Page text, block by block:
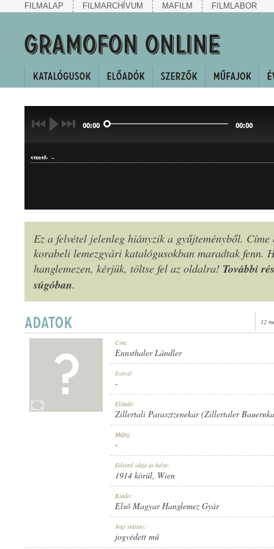
FILMALAP FILMARCHÍVUM MAFILM FILMLABOR
00:00 00:00
SZERZŐ: -
MŰFAJ:
ELSŐ MAGYAR HANGLEMEZ GYÁR
Ez a felvétel jelenleg hiányzik a gyűjteményből. Címe
korabeli lemezgyári katalógusokban maradtak fenn.
hanglemezen, kérjük, töltse fel az oldalra! További
súgóban.
12
Cím:
Ennsthaler Ländler
Szerző:
-
Előadó:
Zillertali Parasztzenekar (Zillertaler
Műfaj:
-
Felvétel ideje és helye:
1914 körül, Wien
Kiadó:
Első Magyar Hanglemez Gyár
Jogi státusz:
jogvédett mű